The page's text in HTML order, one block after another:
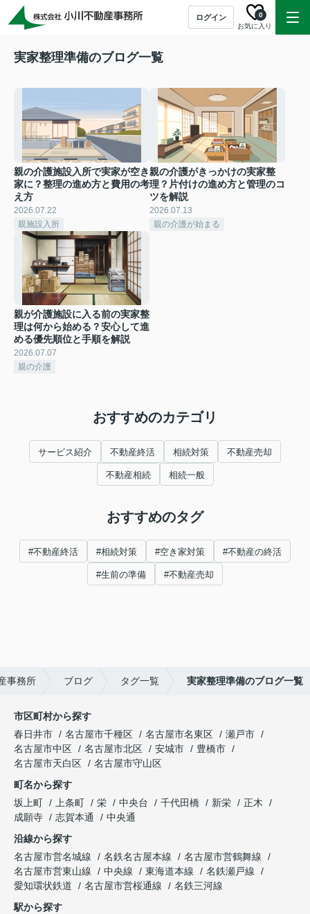
ログイン
お気に入り
0
実家整理準備のブログ一覧
親の介護施設入所で実家が空き
家に？整理の進め方と費用の考
え方
2026.07.22
親施設入所
親の介護がきっかけの実家整
理？片付けの進め方と管理のコ
ツを解説
2026.07.13
親の介護が始まる
親が介護施設に入る前の実家整
理は何から始める？安心して進
める優先順位と手順を解説
2026.07.07
親の介護
おすすめのカテゴリ
サービス紹介 不動産終活 相続対策 不動産売却
不動産相続 相続一般
おすすめのタグ
#不動産終活 #相続対策 #空き家対策 #不動産の終活
#生前の準備 #不動産売却
事務所 ブログ タグ一覧 実家整理準備のブログ一覧
市区町村から探す
春日井市
名古屋市千種区 名古屋市名東区
瀬戸市
名古屋市中区
名古屋市北区 安城市
豊橋市
名古屋市天白区
名古屋市守山区
町名から探す
坂上町
上条町 栄 中央台 千代田橋 新栄
正木
成願寺
志賀本通
中央通
沿線から探す
名古屋市営名城線
名鉄名古屋本線
名古屋市営鶴舞線
名古屋市営東山線
中央線 東海道本線
名鉄瀬戸線
愛知環状鉄道
名古屋市営桜通線
名鉄三河線
駅から探す